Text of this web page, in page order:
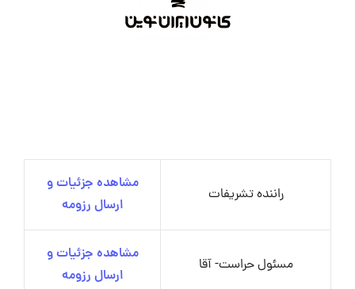
راننده تشریفات
مشاهده جزئیات و
ارسال رزومه
مسئول حراست- آقا
مشاهده جزئیات و
ارسال رزومه